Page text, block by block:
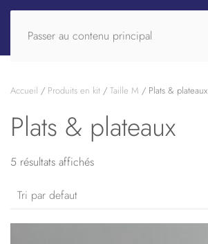
Passer au contenu principal
Accueil / Produits en kit / Taille M / Plats & plateaux
Plats & plateaux
5 résultats affichés